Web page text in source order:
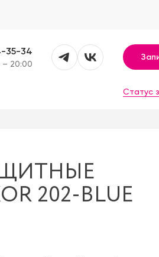
35-34
20:00
Статус
202-BLUE